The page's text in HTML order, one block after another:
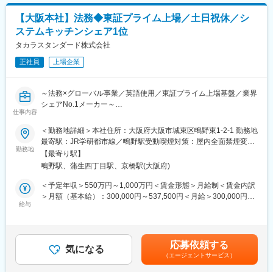
(3)共通
会社自体が一層のグローバル化を図っているので、必然、いずれ
のグループにおいても国内のみならず、海外においても同様の役
割が期待されています。
変更の範囲：会社の定める業務
■当社について：
創業70年以上、売上高550億円以上を誇る、空間情報技術のパイ
長年培ってきた測量・計測技術、コンサルティング技術、システ
ム技術を融合し、「人々が社会生活をしていくための安心・安
分野で社会貢献をしています。
「防災・減災」「国土管理」「インフラ管理」「環境保全」
し、ASEANや開発途上国へのサービス提供も行っています。
■歓迎資格：
別途記載の必須条件・歓迎条件に併せ、以下資格をお持ちの方は
◇測量関連資格：測量士、測量士補、基準点測量・地形測量など
の実務に関わる資格※現場計測業務で高く評価されます。
◇GIS関連資格：GIS技術者資格：空間データの解析スキルとして
評価されます
◇プログラミング／IT関連資格：Python関連資格（Python3エン
【大阪本社】法務◆東証プライム上場／土日祝休／シ
ステムキッチンシェア1位
タカラスタンダード株式会社
正社員 上場企業
仕事内容
～法務×グローバル事業／英語使用／東証プライム上場基盤／業界
シェアNo.1メーカー～
■どんな会社？
タカラスタンダード株式会社は、1912年創業の総合住宅設備機器
メーカーです。
独自素材「高品位ホーロー」を強みに、システムキッチン・シス
テムバス・洗面化粧台など水まわり製品を展開。
システムキッチン分野では業界シェアNo.1を誇り、国内のみなら
ずアジア圏を中心とした海外事業拡大も進めています。
事業領域の拡大に伴い、法務・コンプライアンス体制の強化が経
■求人概要
法務（本社法務）
勤務地
＜勤務地詳細＞本社住所：大阪府大阪市城東区鴫野東1-2-1 勤務地
最寄駅：JR学研都市線／鴫野駅受動喫煙対策：屋内全面禁煙変更
の範囲：会社の定める事業所
【最寄り駅】
鴫野駅、蒲生四丁目駅、京橋駅(大阪府)
給与
＜予定年収＞550万円～1,000万円＜賃金形態＞月給制＜賃金内訳
＞月額（基本給）：300,000円～537,500円＜月給＞300,000円～
は固定手当を含めた表記です。
気になる 応募依頼する
（エージェントサービス）